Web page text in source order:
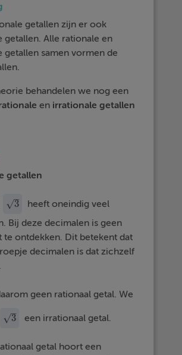
getallen zijn er ook
getallen. Alle rationale en
getallen samen vormen de
behandelen we nog een
en irrationale getallen
getallen
3
–
√
3
heeft oneindig veel
Bij deze decimalen is geen
te ontdekken. Dit betekent dat
decimalen is dat zichzelf
geen rationaal getal. We
3
–
√
3 een irrationaal getal.
getal hoort een